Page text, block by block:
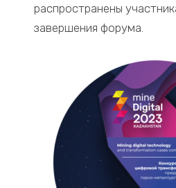
распространены
завершения форума.